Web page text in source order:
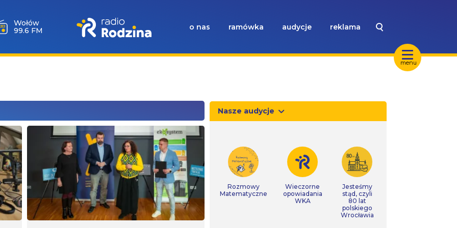
menu
Milicz
88.5 FM
o nas ramówka audycje reklama
Nasze audycje
Rozmowy
Matematyczne
Wieczorne
opowiadania
WKA
Jesteśmy
stąd, czyli
80 lat
polskiego
Wrocławia